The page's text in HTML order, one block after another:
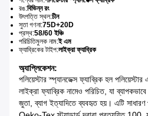
রঙ:বিভিন্ন রং
উৎপত্তি স্থল:চীন
সুতা গণনা:75D+20D
প্রস্থ:58/60 ইঞ্চি
পরিচিতিমুলক নাম:ই এম
ফ্যাব্রিকের টাইপ:লাইক্রা ফ্যাব্রিক
অ্যাপ্লিকেশন:
পলিয়েস্টার স্প্যানডেক্স ফ্যাব্রিক হল পলিয়েস্টার
লাইক্রা ফ্যাব্রিক নামেও পরিচিত, যা
জুতা, ব্যাগ ইত্যাদিতে ব্যবহৃত হয়। এটি সাধারণ